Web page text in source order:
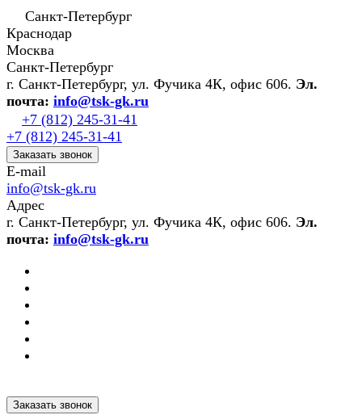
Санкт-Петербург
Краснодар
Москва
Санкт-Петербург
г. Санкт-Петербург, ул. Фучика 4К, офис 606. Эл.
почта: info@tsk-gk.ru
+7 (812) 245-31-41
+7 (812) 245-31-41
Заказать звонок
E-mail
info@tsk-gk.ru
Адрес
г. Санкт-Петербург, ул. Фучика 4К, офис 606. Эл.
почта: info@tsk-gk.ru
Заказать звонок